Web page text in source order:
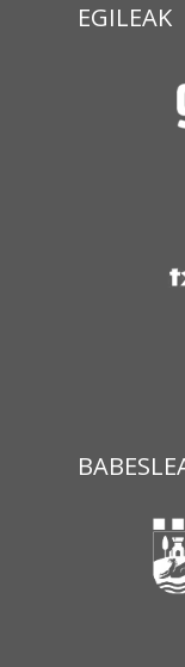
EGILEAK